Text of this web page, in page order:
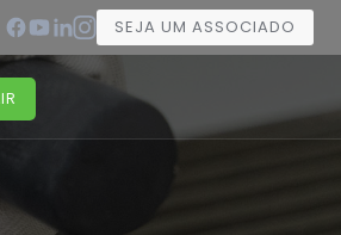
SEJA UM ASSOCIADO